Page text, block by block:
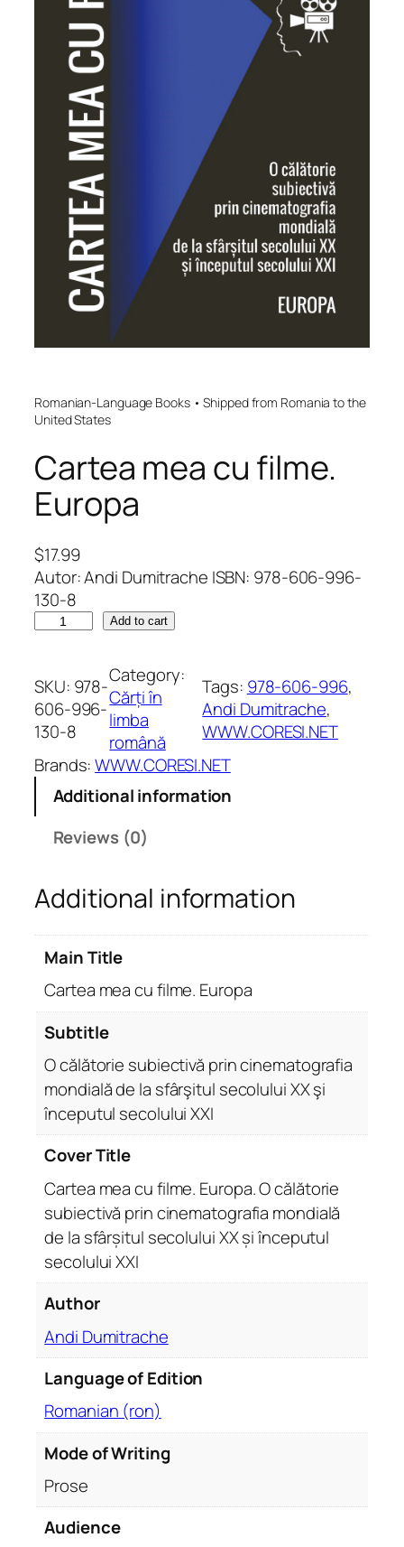
Romanian-Language Books • Shipped from Romania to the
United States
Cartea mea cu filme.
Europa
$17.99
Autor: Andi Dumitrache ISBN: 978-606-996-
130-8
t
e
a
m
e
l
m
q
Add to cart
SKU: 978-
606-996-
130-8
Category:
Cărți în
limba
română
Tags: 978-606-996
Andi Dumitrache
WWW.CORESI.NET
Brands:WWW.CORESI.NET
Additional information
Reviews (0)
Additional information
Main Title
Cartea mea cu filme. Europa
Subtitle
O călătorie subiectivă prin cinematografia
mondială de la sfârşitul secolului XX şi
începutul secolului XXI
Cover Title
Cartea mea cu filme. Europa. O călătorie
subiectivă prin cinematografia mondială
de la sfârșitul secolului XX și începutul
secolului XXI
Author
Andi Dumitrache
Language of Edition
Romanian (ron)
Mode of Writing
Prose
Audience